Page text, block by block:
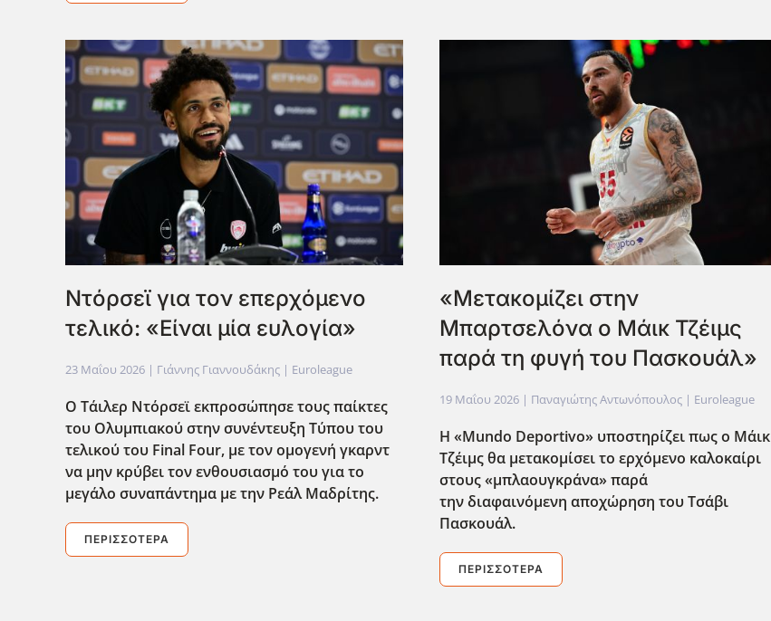
Ντόρσεϊ για τον επερχόμενο
τελικό: «Είναι μία ευλογία»
23 Μαΐου 2026 | Γιάννης Γιαννουδάκης | Euroleague
Ο Τάιλερ Ντόρσεϊ εκπροσώπησε τους παίκτες
του Ολυμπιακού στην συνέντευξη Τύπου του
τελικού του Final Four, με τον ομογενή γκαρντ
να μην κρύβει τον ενθουσιασμό του για το
μεγάλο συναπάντημα με την Ρεάλ Μαδρίτης.
ΠΕΡΙΣΣΌΤΕΡΑ
«Μετακομίζει στην
Μπαρτσελόνα ο Μάικ Τζέιμς
παρά τη φυγή του Πασκουάλ»
19 Μαΐου 2026 | Παναγιώτης Αντωνόπουλος | Euroleague
Η «Mundo Deportivo» υποστηρίζει πως ο Μάικ
Τζέιμς θα μετακομίσει το ερχόμενο καλοκαίρι
στους «μπλαουγκράνα» παρά
την διαφαινόμενη αποχώρηση του Τσάβι
Πασκουάλ.
ΠΕΡΙΣΣΌΤΕΡΑ